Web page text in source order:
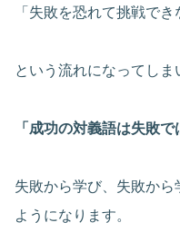
「失敗を恐れて挑戦でき
という流れになってし
「成功の対義語は失敗で
失敗から学び、失敗か
ようになります。